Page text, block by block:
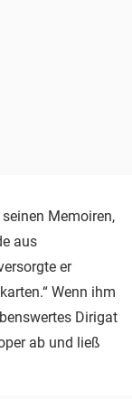
Memoiren,
aus
er
Wenn ihm
Dirigat
ab und ließ